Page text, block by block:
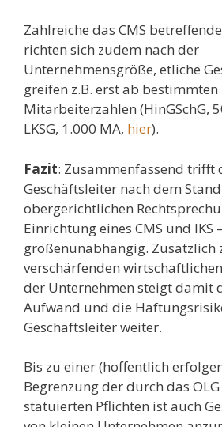
Zahlreiche das CMS
richten sich zudem nach der
Unternehmensgröße, etliche
greifen z.B. erst ab bestimmten
Mitarbeiterzahlen (HinGSchG,
LKSG, 1.000 MA, hier).
Fazit: Zusammenfassend trifft
Geschäftsleiter nach dem
obergerichtlichen
Einrichtung eines CMS und IKS
größenunabhängig. Zusätzlich
verschärfenden
der Unternehmen steigt damit
Aufwand und die
Geschäftsleiter weiter.
Bis zu einer (hoffentlich
Begrenzung der durch das
statuierten Pflichten ist auch